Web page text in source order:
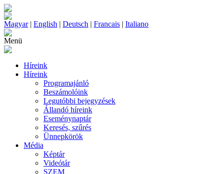
Magyar| English | Deutsch | Francais | Italiano
Menü
Híreink
Híreink
Programajánló
Beszámolóink
Legutóbbi bejegyzések
Állandó híreink
Eseménynaptár
Keresés, szűrés
Ünnepkörök
Média
Képtár
Videótár
SZEM